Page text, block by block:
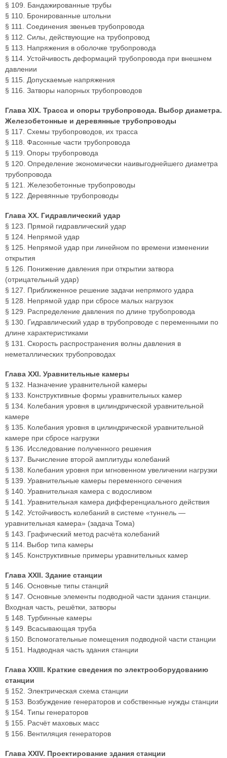
§ 109. Бандажированные трубы
§ 110. Бронированные штольни
§ 111. Соединения звеньев трубопровода
§ 112. Силы, действующие на трубопровод
§ 113. Напряжения в оболочке трубопровода
§ 114. Устойчивость деформаций трубопровода при внешнем
давлении
§ 115. Допускаемые напряжения
§ 116. Затворы напорных трубопроводов
Глава XIX. Трасса и опоры трубопровода. Выбор диаметра.
Железобетонные и деревянные трубопроводы
§ 117. Схемы трубопроводов, их трасса
§ 118. Фасонные части трубопровода
§ 119. Опоры трубопровода
§ 120. Определение экономически наивыгоднейшего диаметра
трубопровода
§ 121. Железобетонные трубопроводы
§ 122. Деревянные трубопроводы
Глава XX. Гидравлический удар
§ 123. Прямой гидравлический удар
§ 124. Непрямой удар
§ 125. Непрямой удар при линейном по времени изменении
открытия
§ 126. Понижение давления при открытии затвора
(отрицательный удар)
§ 127. Приближенное решение задачи непрямого удара
§ 128. Непрямой удар при сбросе малых нагрузок
§ 129. Распределение давления по длине трубопровода
§ 130. Гидравлический удар в трубопроводе с переменными по
длине характеристиками
§ 131. Скорость распространения волны давления в
неметаллических трубопроводах
Глава XXI. Уравнительные камеры
§ 132. Назначение уравнительной камеры
§ 133. Конструктивные формы уравнительных камер
§ 134. Колебания уровня в цилиндрической уравнительной
камере
§ 135. Колебания уровня в цилиндрической уравнительной
камере при сбросе нагрузки
§ 136. Исследование полученного решения
§ 137. Вычисление второй амплитуды колебаний
§ 138. Колебания уровня при мгновенном увеличении нагрузки
§ 139. Уравнительные камеры переменного сечения
§ 140. Уравнительная камера с водосливом
§ 141. Уравнительная камера дифференциального действия
§ 142. Устойчивость колебаний в системе «туннель —
уравнительная камера» (задача Тома)
§ 143. Графический метод расчёта колебаний
§ 114. Выбор типа камеры
§ 145. Конструктивные примеры уравнительных камер
Глава XXII. Здание станции
§ 146. Основные типы станций
§ 147. Основные элементы подводной части здания станции.
Входная часть, решётки, затворы
§ 148. Турбинные камеры
§ 149. Всасывающая труба
§ 150. Вспомогательные помещения подводной части станции
§ 151. Надводная часть здания станции
Глава XXIII. Краткие сведения по электрооборудованию
станции
§ 152. Электрическая схема станции
§ 153. Возбуждение генераторов и собственные нужды станции
§ 154. Типы генераторов
§ 155. Расчёт маховых масс
§ 156. Вентиляция генераторов
Глава XXIV. Проектирование здания станции